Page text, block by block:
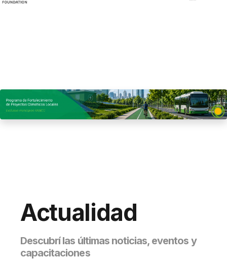
Actualidad
Descubrí las últimas noticias, eventos y
capacitaciones